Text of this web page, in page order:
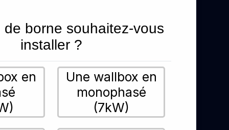
de borne souhaitez-vous
installer ?
en
Une wallbox en
monophasé
(7kW)